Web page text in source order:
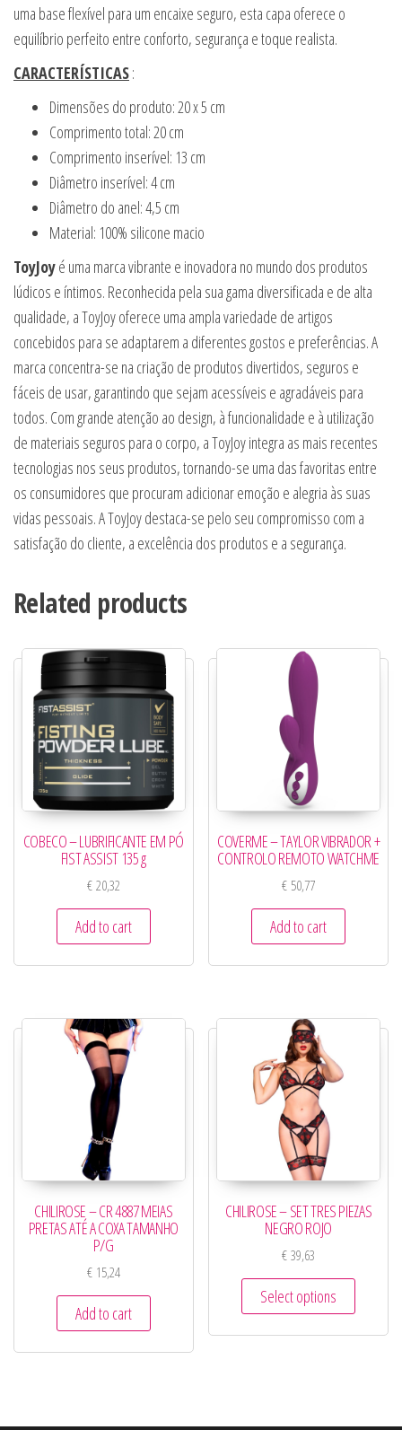
uma base flexível para um encaixe seguro, esta capa oferece o
equilíbrio perfeito entre conforto, segurança e toque realista.
CARACTERÍSTICAS:
Dimensões do produto: 20 x 5 cm
Comprimento total: 20 cm
Comprimento inserível: 13 cm
Diâmetro inserível: 4 cm
Diâmetro do anel: 4,5 cm
Material: 100% silicone macio
ToyJoyé uma marca vibrante e inovadora no mundo dos produtos
lúdicos e íntimos. Reconhecida pela sua gama diversificada e de alta
qualidade, a ToyJoy oferece uma ampla variedade de artigos
concebidos para se adaptarem a diferentes gostos e preferências. A
marca concentra-se na criação de produtos divertidos, seguros e
fáceis de usar, garantindo que sejam acessíveis e agradáveis para
todos. Com grande atenção ao design, à funcionalidade e à utilização
de materiais seguros para o corpo, a ToyJoy integra as mais recentes
tecnologias nos seus produtos, tornando-se uma das favoritas entre
os consumidores que procuram adicionar emoção e alegria às suas
vidas pessoais. A ToyJoy destaca-se pelo seu compromisso com a
satisfação do cliente, a excelência dos produtos e a segurança.
Related products
COBECO – LUBRIFICANTE EM PÓ
FIST ASSIST 135 g
€20,32
Add to cart
COVERME – TAYLOR VIBRADOR +
CONTROLO REMOTO WATCHME
€ 50,77
Add to cart
CHILIROSE – CR 4887 MEIAS
PRETAS ATÉ A COXA TAMANHO
P/G
€15,24
Add to cart
CHILIROSE – SET TRES PIEZAS
NEGRO ROJO
€39,63
Select options